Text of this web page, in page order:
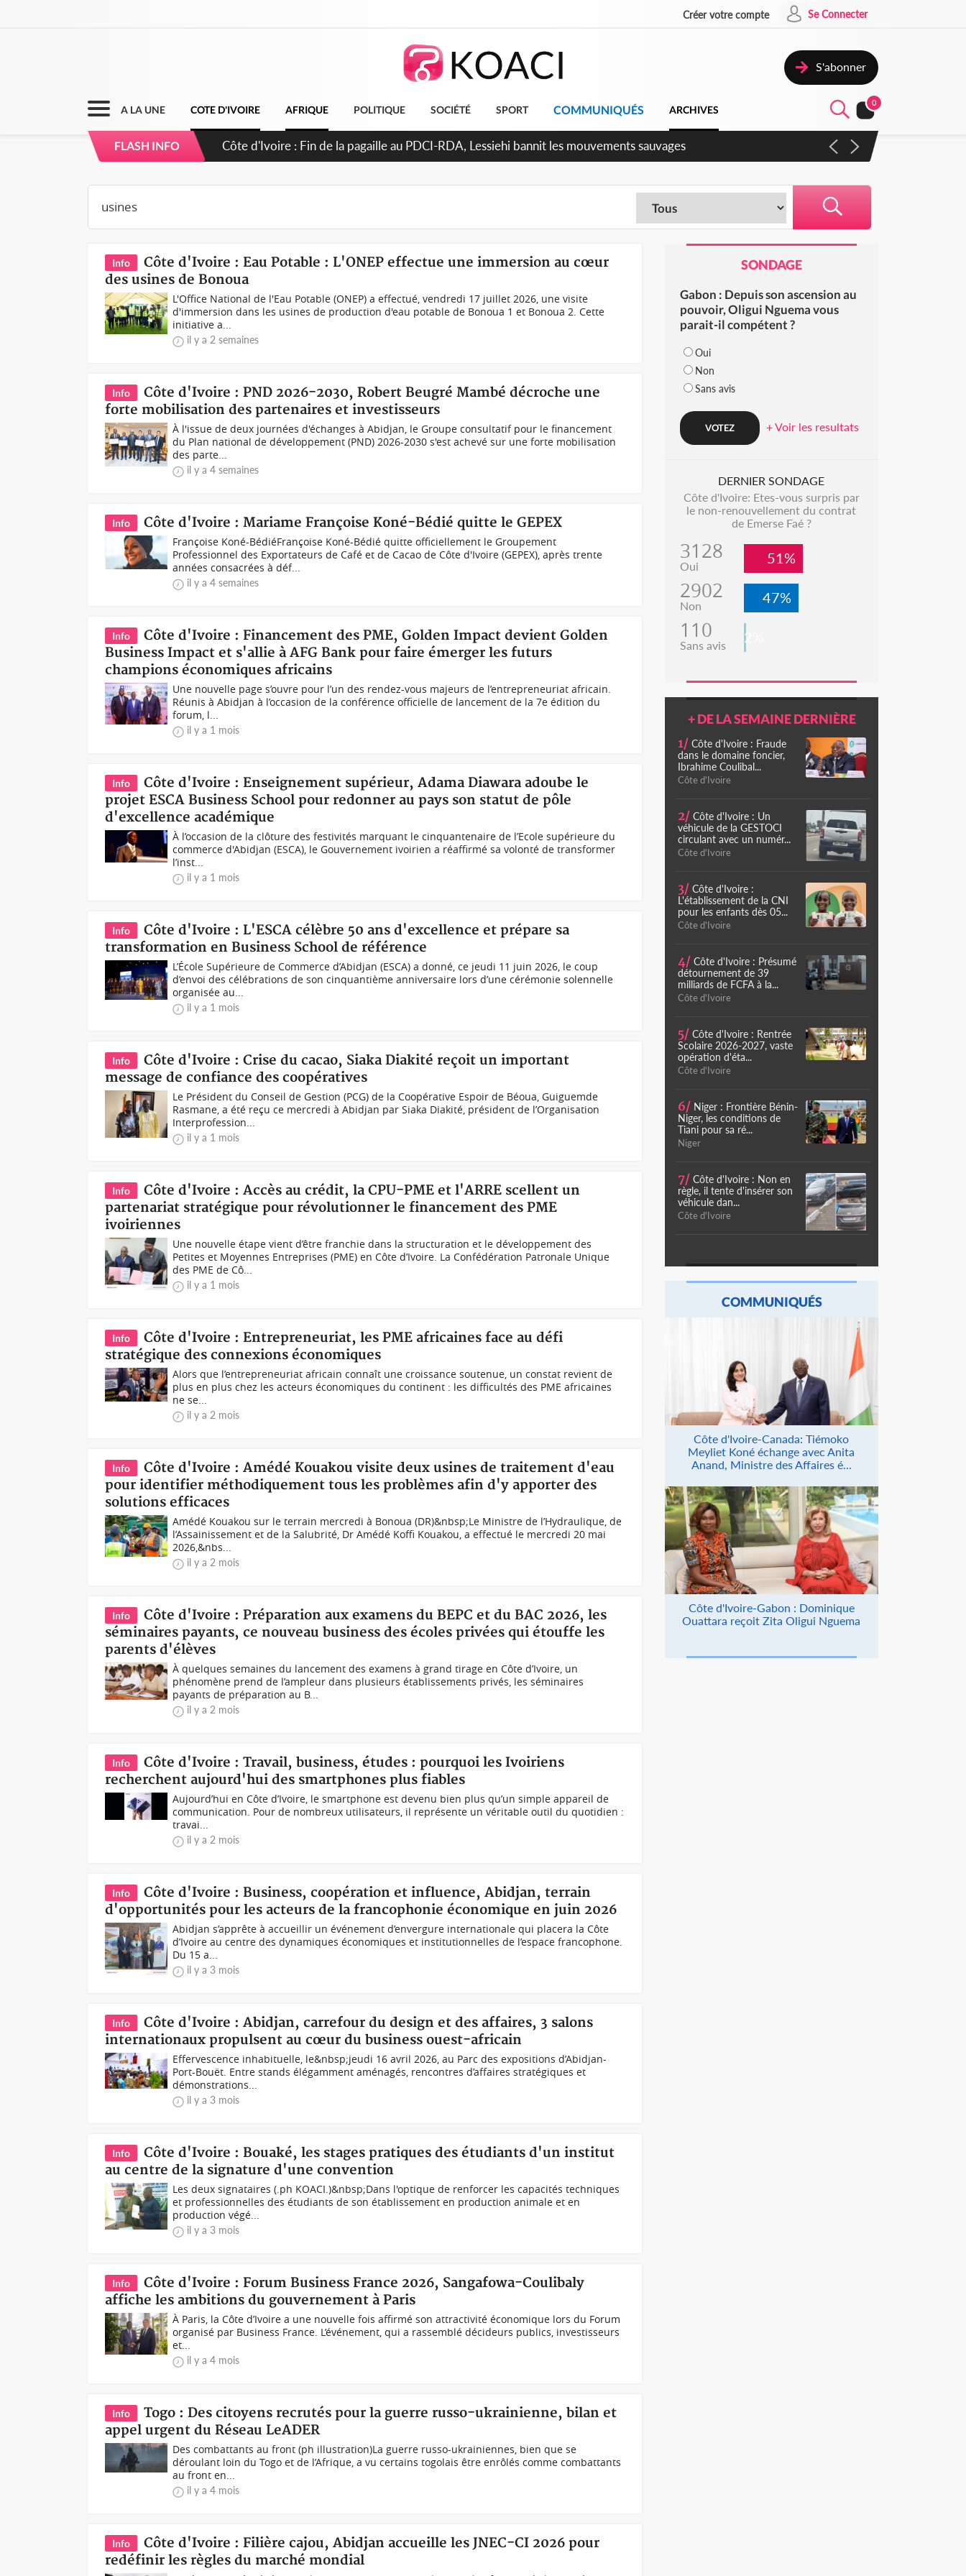
Créer votre compte Se Connecter
S'abonner
A LA UNE COTE D'IVOIRE AFRIQUE POLITIQUE SOCIÉTÉ SPORT COMMUNIQUÉS ARCHIVES
0
FLASH INFO Côte d'Ivoire : Ouattara promet des sanctions contre les déguerpissements illégaux
Info
Côte d'Ivoire : Eau Potable : L'ONEP effectue une immersion au cœur
des usines de Bonoua
L'Office National de l'Eau Potable (ONEP) a effectué, vendredi 17 juillet 2026, une visite
d'immersion dans les usines de production d'eau potable de Bonoua 1 et Bonoua 2. Cette
initiative a...
il y a 2 semaines
Info
Côte d'Ivoire : PND 2026-2030, Robert Beugré Mambé décroche une
forte mobilisation des partenaires et investisseurs
À l'issue de deux journées d'échanges à Abidjan, le Groupe consultatif pour le financement
du Plan national de développement (PND) 2026-2030 s'est achevé sur une forte mobilisation
des parte...
il y a 4 semaines
Info Côte d'Ivoire : Mariame Françoise Koné-Bédié quitte le GEPEX
Françoise Koné-BédiéFrançoise Koné-Bédié quitte officiellement le Groupement
Professionnel des Exportateurs de Café et de Cacao de Côte d'Ivoire (GEPEX), après trente
années consacrées à déf...
il y a 4 semaines
Info
Côte d'Ivoire : Financement des PME, Golden Impact devient Golden
Business Impact et s'allie à AFG Bank pour faire émerger les futurs
champions économiques africains
Une nouvelle page s’ouvre pour l’un des rendez-vous majeurs de l’entrepreneuriat africain.
Réunis à Abidjan à l’occasion de la conférence officielle de lancement de la 7e édition du
forum, l...
il y a 1 mois
Info
Côte d'Ivoire : Enseignement supérieur, Adama Diawara adoube le
projet ESCA Business School pour redonner au pays son statut de pôle
d'excellence académique
À l’occasion de la clôture des festivités marquant le cinquantenaire de l’Ecole supérieure du
commerce d'Abidjan (ESCA), le Gouvernement ivoirien a réaffirmé sa volonté de transformer
l’inst...
il y a 1 mois
Info
Côte d'Ivoire : L'ESCA célèbre 50 ans d'excellence et prépare sa
transformation en Business School de référence
L’École Supérieure de Commerce d’Abidjan (ESCA) a donné, ce jeudi 11 juin 2026, le coup
d’envoi des célébrations de son cinquantième anniversaire lors d’une cérémonie solennelle
organisée au...
il y a 1 mois
Info
Côte d'Ivoire : Crise du cacao, Siaka Diakité reçoit un important
message de confiance des coopératives
Le Président du Conseil de Gestion (PCG) de la Coopérative Espoir de Béoua, Guiguemde
Rasmane, a été reçu ce mercredi à Abidjan par Siaka Diakité, président de l’Organisation
Interprofession...
il y a 1 mois
Info
Côte d'Ivoire : Accès au crédit, la CPU-PME et l'ARRE scellent un
partenariat stratégique pour révolutionner le financement des PME
ivoiriennes
Une nouvelle étape vient d’être franchie dans la structuration et le développement des
Petites et Moyennes Entreprises (PME) en Côte d’Ivoire. La Confédération Patronale Unique
des PME de Cô...
il y a 1 mois
Info
Côte d'Ivoire : Entrepreneuriat, les PME africaines face au défi
stratégique des connexions économiques
Alors que l’entrepreneuriat africain connaît une croissance soutenue, un constat revient de
plus en plus chez les acteurs économiques du continent : les difficultés des PME africaines
ne se...
il y a 2 mois
Info
Côte d'Ivoire : Amédé Kouakou visite deux usines de traitement d'eau
pour identifier méthodiquement tous les problèmes afin d'y apporter des
solutions efficaces
Amédé Kouakou sur le terrain mercredi à Bonoua (DR)&nbsp;Le Ministre de l’Hydraulique, de
l’Assainissement et de la Salubrité, Dr Amédé Koffi Kouakou, a effectué le mercredi 20 mai
2026,&nbs...
il y a 2 mois
Info
Côte d'Ivoire : Préparation aux examens du BEPC et du BAC 2026, les
séminaires payants, ce nouveau business des écoles privées qui étouffe les
parents d'élèves
À quelques semaines du lancement des examens à grand tirage en Côte d’Ivoire, un
phénomène prend de l’ampleur dans plusieurs établissements privés, les séminaires
payants de préparation au B...
il y a 2 mois
Info
Côte d'Ivoire : Travail, business, études : pourquoi les Ivoiriens
recherchent aujourd'hui des smartphones plus fiables
Aujourd’hui en Côte d’Ivoire, le smartphone est devenu bien plus qu’un simple appareil de
communication. Pour de nombreux utilisateurs, il représente un véritable outil du quotidien :
travai...
il y a 2 mois
Info
Côte d'Ivoire : Business, coopération et influence, Abidjan, terrain
d'opportunités pour les acteurs de la francophonie économique en juin 2026
Abidjan s’apprête à accueillir un événement d’envergure internationale qui placera la Côte
d’Ivoire au centre des dynamiques économiques et institutionnelles de l’espace francophone.
Du 15 a...
il y a 3 mois
Info
Côte d'Ivoire : Abidjan, carrefour du design et des affaires, 3 salons
internationaux propulsent au cœur du business ouest-africain
Effervescence inhabituelle, le&nbsp;jeudi 16 avril 2026, au Parc des expositions d’Abidjan-
Port-Bouët. Entre stands élégamment aménagés, rencontres d’affaires stratégiques et
démonstrations...
il y a 3 mois
Info
Côte d'Ivoire : Bouaké, les stages pratiques des étudiants d'un institut
au centre de la signature d'une convention
Les deux signataires (.ph KOACI.)&nbsp;Dans l'optique de renforcer les capacités techniques
et professionnelles des étudiants de son établissement en production animale et en
production végé...
il y a 3 mois
Info
Côte d'Ivoire : Forum Business France 2026, Sangafowa-Coulibaly
affiche les ambitions du gouvernement à Paris
À Paris, la Côte d’Ivoire a une nouvelle fois affirmé son attractivité économique lors du Forum
organisé par Business France. L’événement, qui a rassemblé décideurs publics, investisseurs
et...
il y a 4 mois
Info
Togo : Des citoyens recrutés pour la guerre russo-ukrainienne, bilan et
appel urgent du Réseau LeADER
Des combattants au front (ph illustration)La guerre russo-ukrainiennes, bien que se
déroulant loin du Togo et de l’Afrique, a vu certains togolais être enrôlés comme combattants
au front en...
il y a 4 mois
Info
Côte d'Ivoire : Filière cajou, Abidjan accueille les JNEC-CI 2026 pour
redéfinir les règles du marché mondial
SONDAGE
Gabon : Depuis son ascension au
pouvoir, Oligui Nguema vous
parait-il compétent ?
Oui
Non
Sans avis
+ Voir les resultats
DERNIER SONDAGE
Côte d'Ivoire: Etes-vous surpris par
le non-renouvellement du contrat
de Emerse Faé ?
3128
Oui 51%
2902
Non 47%
110
Sans avis 2%
+ DE LA SEMAINE DERNIÈRE
1/ Côte d'Ivoire : Fraude
dans le domaine foncier,
Ibrahime Coulibal...
Côte d'Ivoire
2/ Côte d'Ivoire : Un
véhicule de la GESTOCI
circulant avec un numér...
Côte d'Ivoire
3/ Côte d'Ivoire :
L'établissement de la CNI
pour les enfants dès 05...
Côte d'Ivoire
4/ Côte d'Ivoire : Présumé
détournement de 39
milliards de FCFA à la...
Côte d'Ivoire
5/ Côte d'Ivoire : Rentrée
Scolaire 2026-2027, vaste
opération d'éta...
Côte d'Ivoire
6/ Niger : Frontière Bénin-
Niger, les conditions de
Tiani pour sa ré...
Niger
7/ Côte d'Ivoire : Non en
règle, il tente d'insérer son
véhicule dan...
Côte d'Ivoire
COMMUNIQUÉS
Côte d'Ivoire-Canada: Tiémoko
Meyliet Koné échange avec Anita
Anand, Ministre des Affaires é...
Côte d'Ivoire-Gabon : Dominique
Ouattara reçoit Zita Oligui Nguema